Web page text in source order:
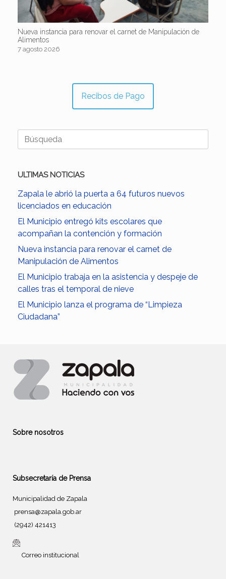
Nueva instancia para renovar el carnet de Manipulación de
Alimentos
7 agosto 2026
Recibos de Pago
Buscar:
ULTIMAS NOTICIAS
Zapala le abrió la puerta a 64 futuros nuevos
licenciados en educación
El Municipio entregó kits escolares que
acompañan la contención y formación
Nueva instancia para renovar el carnet de
Manipulación de Alimentos
El Municipio trabaja en la asistencia y despeje de
calles tras el temporal de nieve
El Municipio lanza el programa de “Limpieza
Ciudadana”
Sobre nosotros
Subsecretaría de Prensa
Municipalidad de Zapala
prensa@zapala.gob.ar
(2942) 421413
Correo institucional